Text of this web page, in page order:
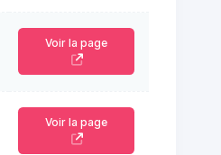
Voir la page
Voir la page